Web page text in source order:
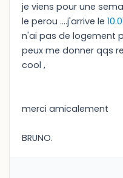
je viens pour une
le perou ....j'arrive le
n'ai pas de logement
peux me donner qqs
cool ,
merci amicalement
BRUNO.